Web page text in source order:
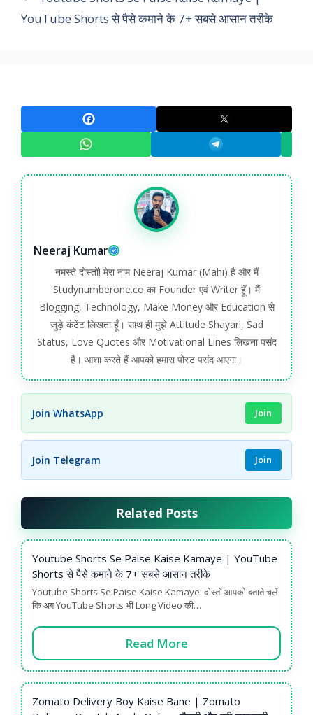
YouTube Shorts से पैसे कमाने के 7+ सबसे आसान तरीके
Neeraj Kumar
नमस्ते दोस्तों! मेरा नाम Neeraj Kumar (Mahi) है और मैं
Studynumberone.co का Founder एवं Writer हूँ। मैं
Blogging, Technology, Make Money और Education से
जुड़े कंटेंट लिखता हूँ। साथ ही मुझे Attitude Shayari, Sad
Status, Love Quotes और Motivational Lines लिखना पसंद
है। आशा करते हैं आपको हमारा पोस्ट पसंद आएगा।
Join WhatsApp Join
Join Telegram Join
Related Posts
Youtube Shorts Se Paise Kaise Kamaye | YouTube
Shorts से पैसे कमाने के 7+ सबसे आसान तरीके
Youtube Shorts Se Paise Kaise Kamaye: दोस्तों आपको बताते चलें
कि अब YouTube Shorts भी Long Video की…
Read More
Zomato Delivery Boy Kaise Bane | Zomato